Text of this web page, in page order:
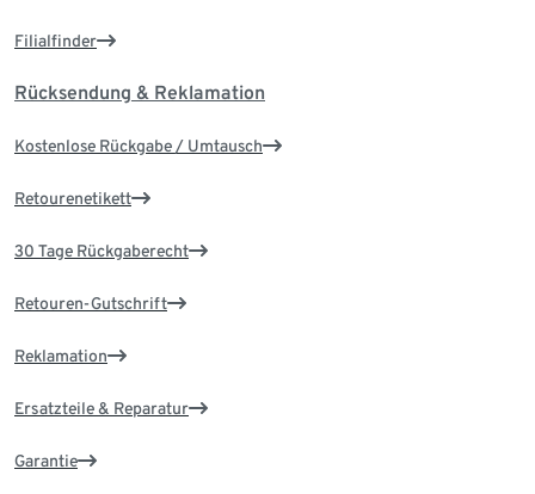
Filialfinder
Rücksendung & Reklamation
Kostenlose Rückgabe / Umtausch
Retourenetikett
30 Tage Rückgaberecht
Retouren-Gutschrift
Reklamation
Ersatzteile & Reparatur
Garantie